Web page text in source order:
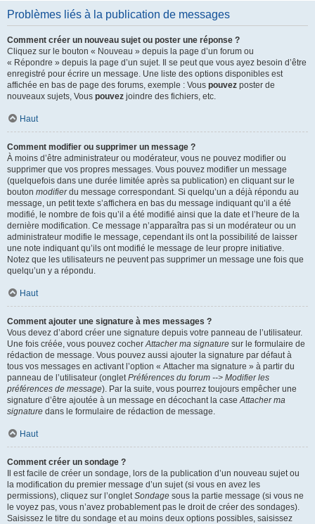
Problèmes liés à la publication de messages
Comment créer un nouveau sujet ou poster une réponse ?
Cliquez sur le bouton « Nouveau » depuis la page d’un forum ou
« Répondre » depuis la page d’un sujet. Il se peut que vous ayez besoin d’être
enregistré pour écrire un message. Une liste des options disponibles est
affichée en bas de page des forums, exemple : Vous pouvez poster de
nouveaux sujets, Vous pouvez joindre des fichiers, etc.
Haut
Comment modifier ou supprimer un message ?
À moins d’être administrateur ou modérateur, vous ne pouvez modifier ou
supprimer que vos propres messages. Vous pouvez modifier un message
(quelquefois dans une durée limitée après sa publication) en cliquant sur le
bouton modifierdu message correspondant. Si quelqu’un a déjà répondu au
message, un petit texte s’affichera en bas du message indiquant qu’il a été
modifié, le nombre de fois qu’il a été modifié ainsi que la date et l’heure de la
dernière modification. Ce message n’apparaîtra pas si un modérateur ou un
administrateur modifie le message, cependant ils ont la possibilité de laisser
une note indiquant qu’ils ont modifié le message de leur propre initiative.
Notez que les utilisateurs ne peuvent pas supprimer un message une fois que
quelqu’un y a répondu.
Haut
Comment ajouter une signature à mes messages ?
Vous devez d’abord créer une signature depuis votre panneau de l’utilisateur.
Une fois créée, vous pouvez cocherAttacher ma signature sur le formulaire de
rédaction de message. Vous pouvez aussi ajouter la signature par défaut à
tous vos messages en activant l’option « Attacher ma signature » à partir du
panneau de l’utilisateur (ongletPréférences du forum --> Modifier les
préférences de message). Par la suite, vous pourrez toujours empêcher une
signature d’être ajoutée à un message en décochant la caseAttacher ma
signature dans le formulaire de rédaction de message.
Haut
Comment créer un sondage ?
Il est facile de créer un sondage, lors de la publication d’un nouveau sujet ou
la modification du premier message d’un sujet (si vous en avez les
permissions), cliquez sur l’ongletSondage sous la partie message (si vous ne
le voyez pas, vous n’avez probablement pas le droit de créer des sondages).
Saisissez le titre du sondage et au moins deux options possibles, saisissez